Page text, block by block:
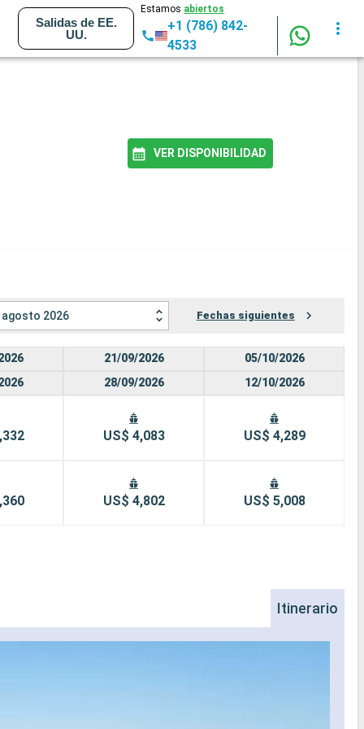
Salidas de EE.
UU.
Estamos abiertos
+1 (786) 842-
4533
VER DISPONIBILIDAD
agosto 2026 Fechas siguientes
21/09/2026
28/09/2026
US$ 4,083
US$ 4,802
05/10/2026
12/10/2026
US$ 4,289
US$ 5,008
Itinerario